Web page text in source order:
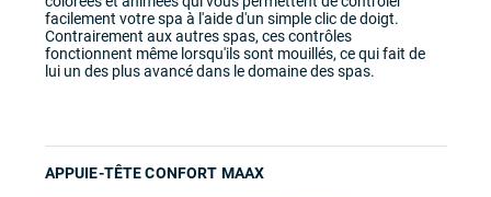
facilement votre spa à l'aide d'un simple clic de doigt.
Contrairement aux autres spas, ces contrôles
fonctionnent même lorsqu'ils sont mouillés, ce qui fait de
lui un des plus avancé dans le domaine des spas.
APPUIE-TÊTE CONFORT MAAX